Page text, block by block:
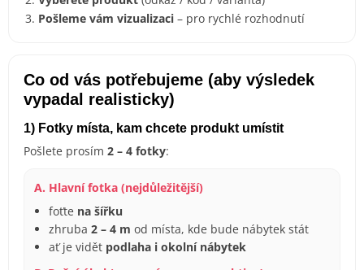
Pošleme vám vizualizaci – pro rychlé rozhodnutí
Co od vás potřebujeme (aby výsledek
vypadal realisticky)
1) Fotky místa, kam chcete produkt umístit
Pošlete prosím 2 – 4 fotky:
A. Hlavní fotka (nejdůležitější)
foťte na šířku
zhruba 2 – 4 m od místa, kde bude nábytek stát
ať je vidět podlaha i okolní nábytek